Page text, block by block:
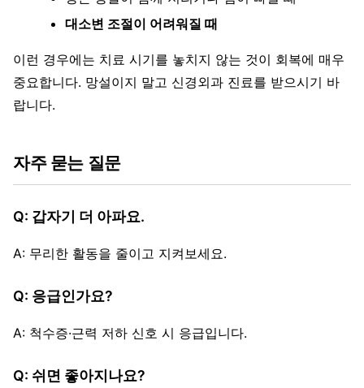
대소변 조절이 어려워질 때
이런 경우에는 치료 시기를 놓치지 않는 것이 회복에 매우
중요합니다. 망설이지 말고 신경외과 진료를 받으시기 바
랍니다.
자주 묻는 질문
Q: 갑자기 더 아파요.
A: 무리한 활동을 줄이고 지켜보세요.
Q: 응급인가요?
A: 척수증·근력 저하 신호 시 응급입니다.
Q: 쉬면 좋아지나요?